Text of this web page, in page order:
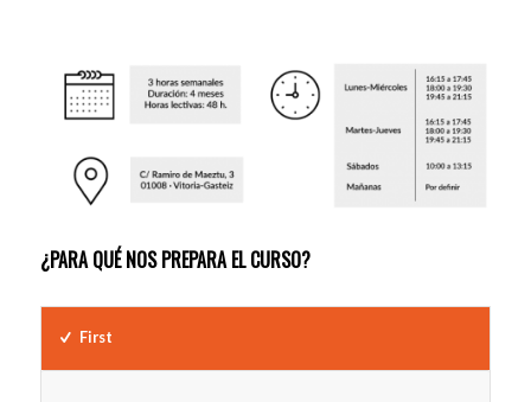
¿PARA QUÉ NOS PREPARA EL CURSO?
First